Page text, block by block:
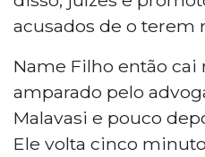
acusados de o terem
Name Filho então cai
amparado pelo
Malavasi e pouco
Ele volta cinco